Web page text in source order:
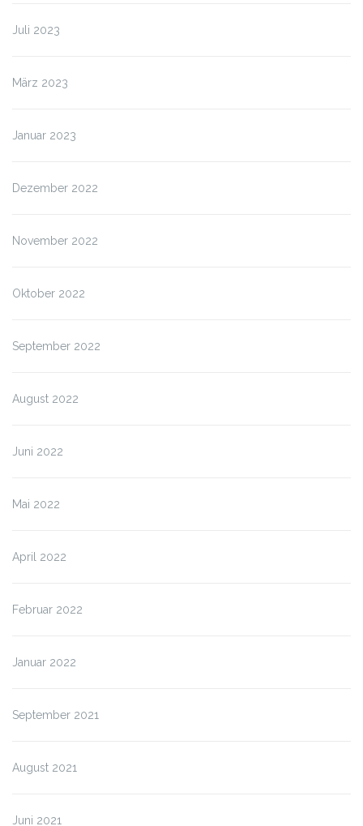
Juli 2023
März 2023
Januar 2023
Dezember 2022
November 2022
Oktober 2022
September 2022
August 2022
Juni 2022
Mai 2022
April 2022
Februar 2022
Januar 2022
September 2021
August 2021
Juni 2021